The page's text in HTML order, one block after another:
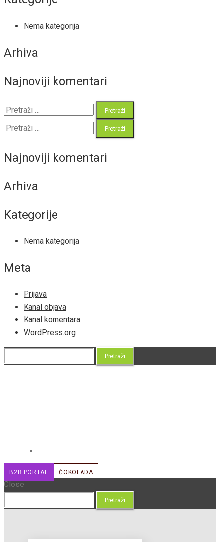
Nema kategorija
Arhiva
Najnoviji komentari
Pretraži:
Pretraži:
Najnoviji komentari
Arhiva
Kategorije
Nema kategorija
Meta
Prijava
Kanal objava
Kanal komentara
WordPress.org
B2B PORTAL ČOKOLADA
Close